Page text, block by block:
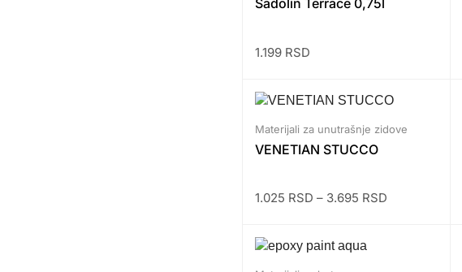
Sadolin Terrace 0,75l
1.199 RSD
Materijali za unutrašnje zidove
VENETIAN STUCCO
1.025 RSD – 3.695 RSD